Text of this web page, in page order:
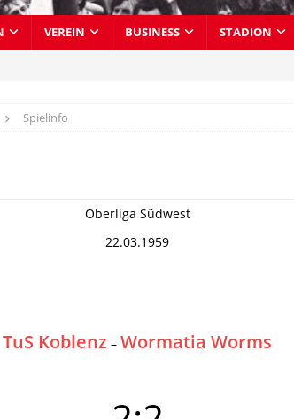
VEREIN BUSINESS STADION
Spielinfo
Oberliga Südwest
22.03.1959
TuS Koblenz – Wormatia Worms